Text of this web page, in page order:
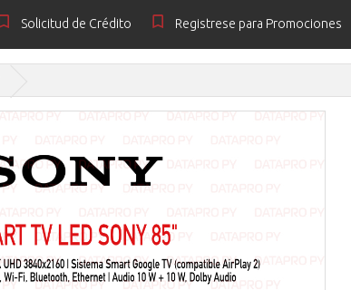
Solicitud de Crédito Registrese para Promociones